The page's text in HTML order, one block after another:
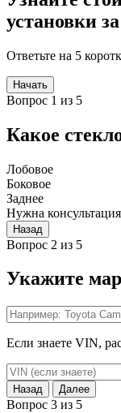
установки
Ответьте на 5
Начать
Вопрос 1 из 5
Какое
Лобовое
Боковое
Заднее
Нужна консультация
Назад
Вопрос 2 из 5
Укажите
Если знаете VIN,
Назад Далее
Вопрос 3 из 5